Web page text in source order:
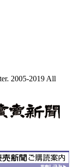
2005-2019 All